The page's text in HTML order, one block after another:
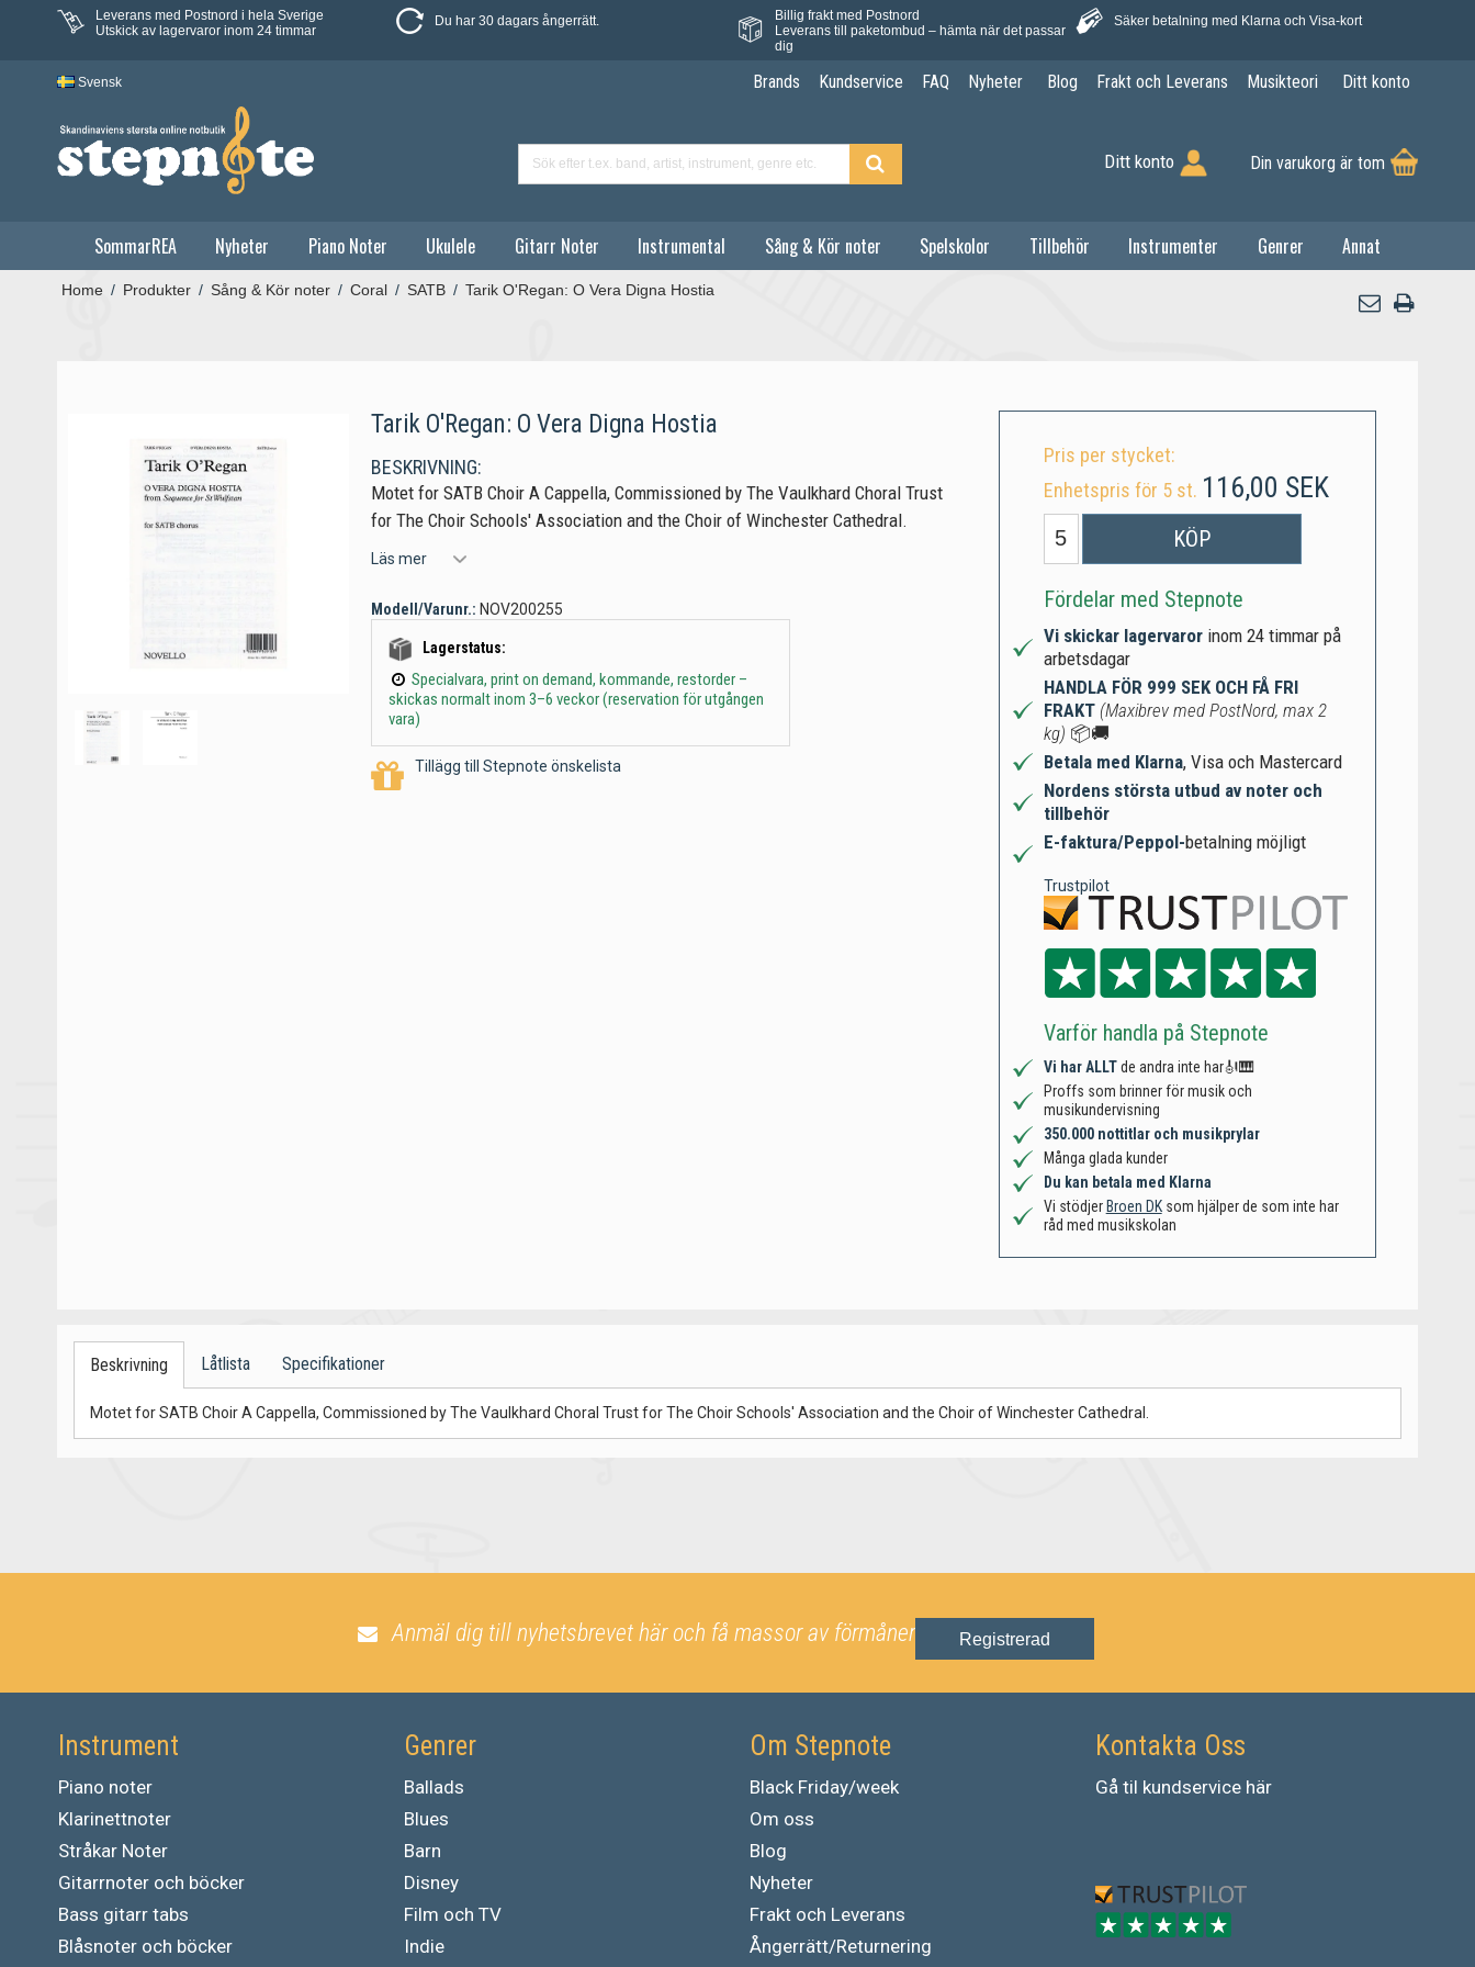
Leverans med Postnord i hela Sverige
Utskick av lagervaror inom 24 timmar
Du har 30 dagars ångerrätt.
Billig frakt med Postnord
Leverans till paketombud – hämta när det passar
dig
Säker betalning med Klarna och Visa-kort
Svensk Brands Kundservice FAQ Nyheter Blog Frakt och Leverans Musikteori Ditt konto
Ditt konto Din varukorg är tom
SommarREA Nyheter Piano Noter Ukulele Gitarr Noter Instrumental Sång & Kör noter Spelskolor Tillbehör Instrumenter Genrer Annat
Home / Produkter / Sång & Kör noter / Coral / SATB / Tarik O'Regan: O Vera Digna Hostia
Tarik O'Regan: O Vera Digna Hostia
BESKRIVNING:
Motet for SATB Choir A Cappella, Commissioned by The Vaulkhard Choral Trust
for The Choir Schools' Association and the Choir of Winchester Cathedral.
Läs mer
Modell/Varunr.: NOV200255
Lagerstatus:
Specialvara, print on demand, kommande, restorder –
skickas normalt inom 3–6 veckor (reservation för utgången
vara)
Tillägg till Stepnote önskelista
Pris per stycket:
Enhetspris för 5 st. 116,00 SEK
KÖP
Fördelar med Stepnote
Vi skickar lagervaror inom 24 timmar på
arbetsdagar
HANDLA FÖR 999 SEK OCH FÅ FRI
FRAKT (Maxibrev med PostNord, max 2
kg) 📦🚚
Betala med Klarna, Visa och Mastercard
Nordens största utbud av noter och
tillbehör
E-faktura/Peppol-betalning möjligt
Trustpilot
Varför handla på Stepnote
Vi har ALLTde andra inte har🎻🎹
Proffs som brinner för musik och
musikundervisning
350.000 nottitlar och musikprylar
Många glada kunder
Du kan betala med Klarna
Vi stödjer Broen DKsom hjälper de som inte har
råd med musikskolan
Beskrivning Låtlista Specifikationer
Motet for SATB Choir A Cappella, Commissioned by The Vaulkhard Choral Trust for The Choir Schools' Association and the Choir of Winchester Cathedral.
Anmäl dig till nyhetsbrevet här och få massor av förmåner Registrerad
Instrument
Piano noter
Klarinettnoter
Stråkar Noter
Gitarrnoter och böcker
Bass gitarr tabs
Blåsnoter och böcker
Genrer
Ballads
Blues
Barn
Disney
Film och TV
Indie
Om Stepnote
Black Friday/week
Om oss
Blog
Nyheter
Frakt och Leverans
Ångerrätt/Returnering
Kontakta Oss
Gå til kundservice här